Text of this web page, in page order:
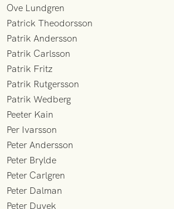
Ove Lundgren
Patrick Theodorsson
Patrik Andersson
Patrik Carlsson
Patrik Fritz
Patrik Rutgersson
Patrik Wedberg
Peeter Kain
Per Ivarsson
Peter Andersson
Peter Brylde
Peter Carlgren
Peter Dalman
Peter Duvek